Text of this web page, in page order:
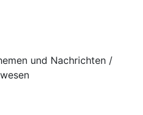
und Nachrichten /